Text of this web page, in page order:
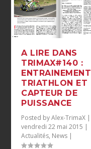
A LIRE DANS
TRIMAX#140 :
ENTRAINEMENT
TRIATHLON ET
CAPTEUR DE
PUISSANCE
Posted byAlex-TrimaX |
vendredi 22 mai 2015 |
Actualités, News |